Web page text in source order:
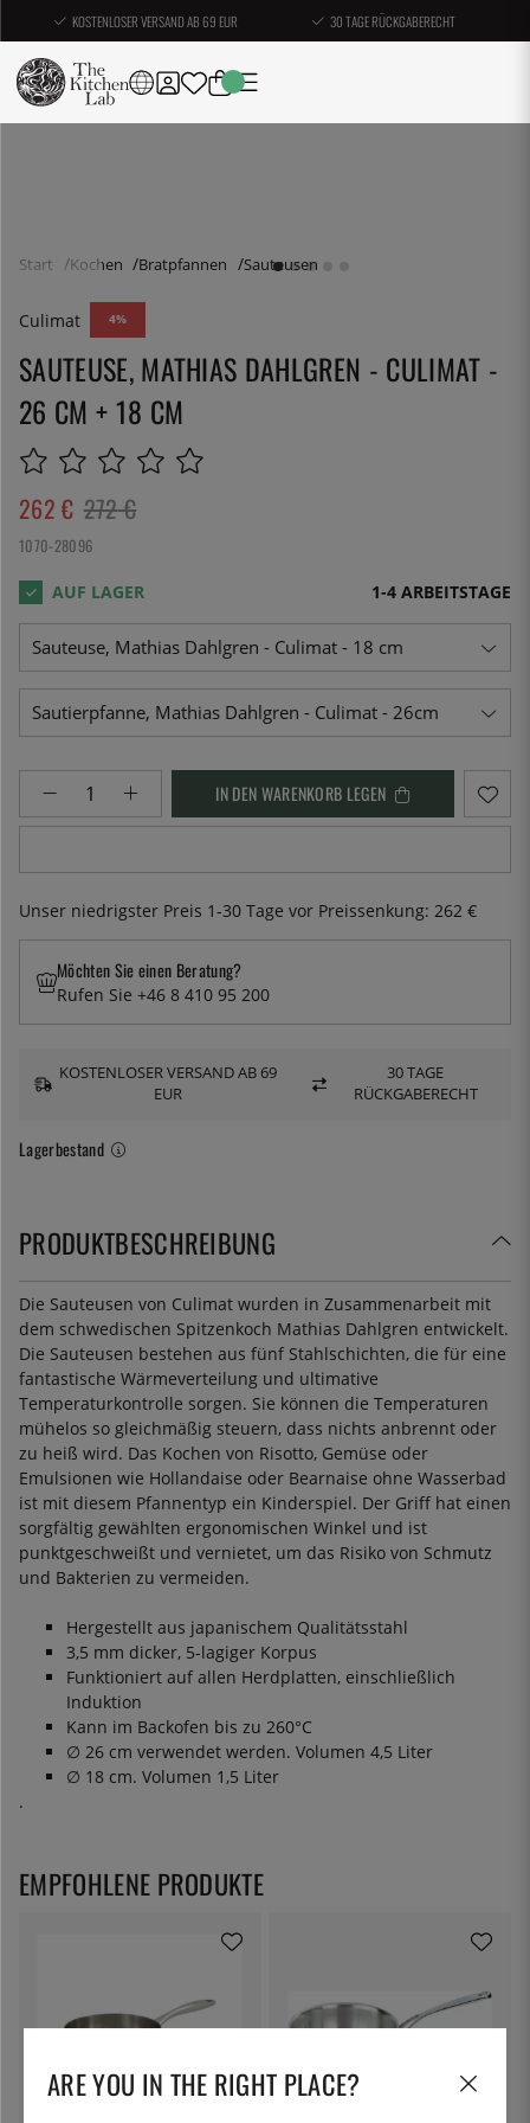
KOSTENLOSER VERSAND AB 69 EUR 30 TAGE RÜCKGABERECHT
Start Kochen Bratpfannen Sauteusen
4
Culimat
SAUTEUSE, MATHIAS DAHLGREN - CULIMAT -
26 CM + 18 CM
272€
262 €
1070-28096
1-4 ARBEITSTAGE
IN DEN WARENKORB LEGEN
Unser niedrigster Preis 1-30 Tage vor Preissenkung: 262 €
Lagerbestand
Möchten Sie einen Beratung?
Rufen Sie +46 8 410 95 200
KOSTENLOSER VERSAND AB 69
EUR
30 TAGE
RÜCKGABERECHT
PRODUKTBESCHREIBUNG
Die Sauteusen von Culimat wurden in Zusammenarbeit mit
dem schwedischen Spitzenkoch Mathias Dahlgren entwickelt.
Die Sauteusen bestehen aus fünf Stahlschichten, die für eine
fantastische Wärmeverteilung und ultimative
Temperaturkontrolle sorgen. Sie können die Temperaturen
mühelos so gleichmäßig steuern, dass nichts anbrennt oder
zu heiß wird. Das Kochen von Risotto, Gemüse oder
Emulsionen wie Hollandaise oder Bearnaise ohne Wasserbad
ist mit diesem Pfannentyp ein Kinderspiel. Der Griff hat einen
sorgfältig gewählten ergonomischen Winkel und ist
punktgeschweißt und vernietet, um das Risiko von Schmutz
und Bakterien zu vermeiden.
Hergestellt aus japanischem Qualitätsstahl
3,5 mm dicker, 5-lagiger Korpus
Funktioniert auf allen Herdplatten, einschließlich
Induktion
Kann im Backofen bis zu 260°C
∅ 26 cm verwendet werden. Volumen 4,5 Liter
∅ 18 cm. Volumen 1,5 Liter
.
EMPFOHLENE PRODUKTE
ARE YOU IN THE RIGHT PLACE?